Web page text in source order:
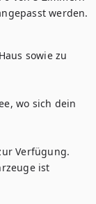
sowie zu
wo sich dein
Verfügung.
ist